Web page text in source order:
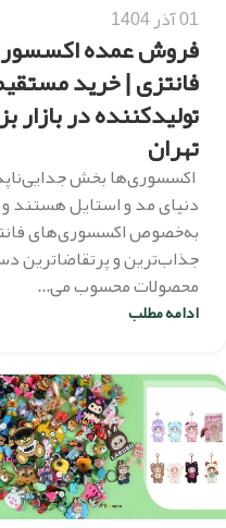
01 آذر 1404
فروش عمده
فانتزی | خرید
تولیدکننده در بازار
تهران
اکسسوری‌ها بخش
دنیای مد و استایل هستند و
به‌خصوص اکسسوری‌های
جذاب‌ترین و پرتقاضاترین
محصولات محسوب می‌...
ادامه مطلب